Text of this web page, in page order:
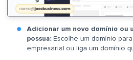
Adicionar um novo domínio ou
possua: Escolhe um domínio
empresarial ou liga um domínio